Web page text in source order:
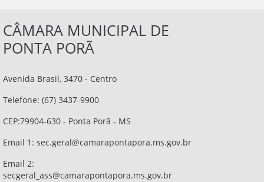
CÂMARA MUNICIPAL DE
PONTA PORÃ
Avenida Brasil, 3470 - Centro
Telefone: (67) 3437-9900
CEP:79904-630 - Ponta Porã - MS
Email 1: sec.geral@camarapontapora.ms.gov.br
Email 2:
secgeral_ass@camarapontapora.ms.gov.br